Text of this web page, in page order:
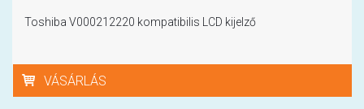
Toshiba V000212220 kompatibilis LCD kijelző
VÁSÁRLÁS